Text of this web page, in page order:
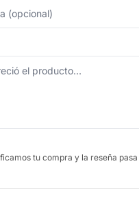
tu compra y la reseña